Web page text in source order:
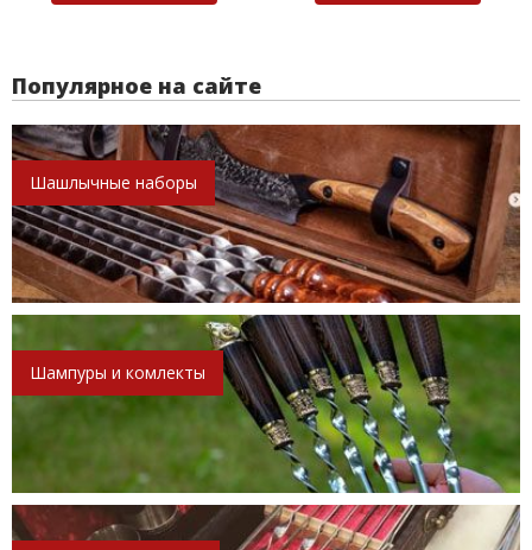
Популярное на сайте
Шашлычные наборы
Шампуры и комлекты